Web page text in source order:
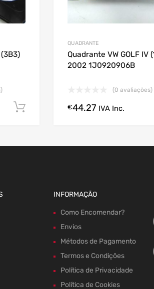
Comprar Agora!
QUADRANTE
Quadrante VW GOLF IV
2002 1J0920906B
(0 avaliações)
€44.27 IVA Inc.
INFORMAÇÃO
Como Encomendar?
Envios
Métodos de Pagamento
Termos e Condições
Política de Privacidade
Política de Cookies